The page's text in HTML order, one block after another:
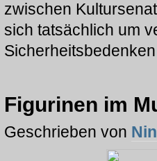
zwischen
sich tatsächlich um
Figurinen im
Geschrieben von